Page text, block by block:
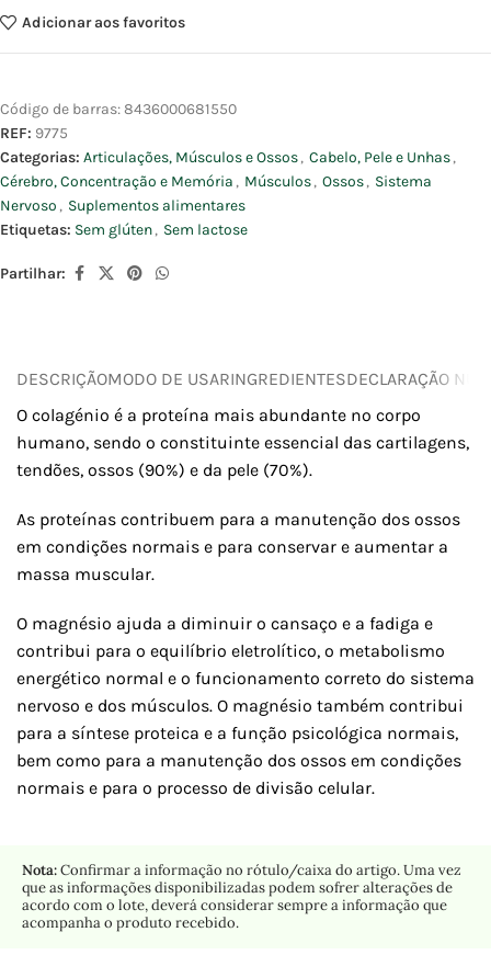
Adicionar aos favoritos
Código de barras:8436000681550
REF: 9775
Categorias: Articulações, Músculos e Ossos, Cabelo, Pele e Unhas,
Cérebro, Concentração e Memória , Músculos, Ossos, Sistema
Nervoso , Suplementos alimentares
Etiquetas: Sem glúten, Sem lactose
Partilhar:
DESCRIÇÃOMODO DE USARINGREDIENTESDECLARAÇÃO
O colagénio é a proteína mais abundante no corpo
humano, sendo o constituinte essencial das cartilagens,
tendões, ossos (90%) e da pele (70%).
As proteínas contribuem para a manutenção dos ossos
em condições normais e para conservar e aumentar a
massa muscular.
O magnésio ajuda a diminuir o cansaço e a fadiga e
contribui para o equilíbrio eletrolítico, o metabolismo
energético normal e o funcionamento correto do sistema
nervoso e dos músculos. O magnésio também contribui
para a síntese proteica e a função psicológica normais,
bem como para a manutenção dos ossos em condições
normais e para o processo de divisão celular.
Nota:Confirmar a informação no rótulo/caixa do artigo. Uma vez
que as informações disponibilizadas podem sofrer alterações de
acordo com o lote, deverá considerar sempre a informação que
acompanha o produto recebido.